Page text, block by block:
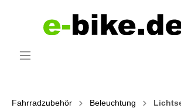
Fahrradzubehör Beleuchtung